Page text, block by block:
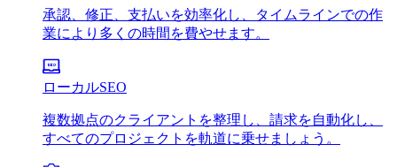
承認、修正、支払いを効率化し、タイムラインでの作
業により多くの時間を費やせます。
ローカルSEO
複数拠点のクライアントを整理し、請求を自動化し、
すべてのプロジェクトを軌道に乗せましょう。